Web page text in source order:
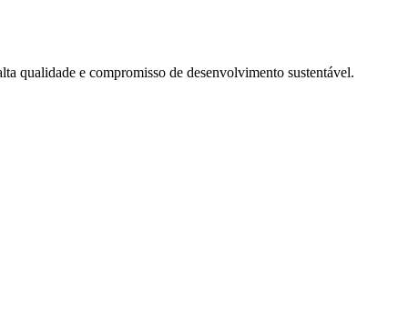
qualidade e compromisso de desenvolvimento sustentável.